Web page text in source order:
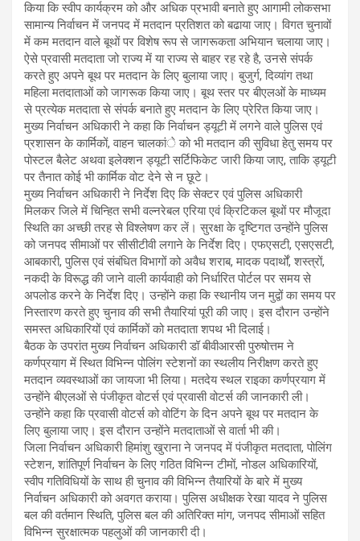
किया कि स्वीप कार्यक्रम को और अधिक प्रभावी बनाते हुए आगामी लोकसभा
सामान्य निर्वाचन में जनपद में मतदान प्रतिशत को बढाया जाए। विगत चुनावों
में कम मतदान वाले बूथों पर विशेष रूप से जागरूकता अभियान चलाया जाए।
ऐसे प्रवासी मतदाता जो राज्य में या राज्य से बाहर रह रहे है, उनसे संपर्क
करते हुए अपने बूथ पर मतदान के लिए बुलाया जाए। बुजुर्ग, दिव्यांग तथा
महिला मतदाताओं को जागरूक किया जाए। बूथ स्तर पर बीएलओं के माध्यम
से प्रत्येक मतदाता से संपर्क बनाते हुए मतदान के लिए प्रेरित किया जाए।
मुख्य निर्वाचन अधिकारी ने कहा कि निर्वाचन ड्यूटी में लगने वाले पुलिस एवं
प्रशासन के कार्मिकों, वाहन चालकांे को भी मतदान की सुविधा हेतु समय पर
पोस्टल बैलेट अथवा इलेक्शन ड्यूटी सर्टिफिकेट जारी किया जाए, ताकि ड्यूटी
पर तैनात कोई भी कार्मिक वोट देने से न छूटे।
मुख्य निर्वाचन अधिकारी ने निर्देश दिए कि सेक्टर एवं पुलिस अधिकारी
मिलकर जिले में चिन्हित सभी वल्नरेबल एरिया एवं क्रिटिकल बूथों पर मौजूदा
स्थिति का अच्छी तरह से विश्लेषण कर लें। सुरक्षा के दृष्टिगत उन्होंने पुलिस
को जनपद सीमाओं पर सीसीटीवी लगाने के निर्देश दिए। एफएसटी, एसएसटी,
आबकारी, पुलिस एवं संबंधित विभागों को अवैध शराब, मादक पदार्थों, शस्त्रों,
नकदी के विरूद्ध की जाने वाली कार्यवाही को निर्धारित पोर्टल पर समय से
अपलोड करने के निर्देश दिए। उन्होंने कहा कि स्थानीय जन मुद्वों का समय पर
निस्तारण करते हुए चुनाव की सभी तैयारियां पूरी की जाए। इस दौरान उन्होंने
समस्त अधिकारियों एवं कार्मिकों को मतदाता शपथ भी दिलाई।
बैठक के उपरांत मुख्य निर्वाचन अधिकारी डॉ बीवीआरसी पुरुषोत्तम ने
कर्णप्रयाग में स्थित विभिन्न पोलिंग स्टेशनों का स्थलीय निरीक्षण करते हुए
मतदान व्यवस्थाओं का जायजा भी लिया। मतदेय स्थल राइका कर्णप्रयाग में
उन्होंने बीएलओं से पंजीकृत वोटर्स एवं प्रवासी वोटर्स की जानकारी ली।
उन्होंने कहा कि प्रवासी वोटर्स को वोटिंग के दिन अपने बूथ पर मतदान के
लिए बुलाया जाए। इस दौरान उन्होंने मतदाताओं से वार्ता भी की।
जिला निर्वाचन अधिकारी हिमांशु खुराना ने जनपद में पंजीकृत मतदाता, पोलिंग
स्टेशन, शांतिपूर्ण निर्वाचन के लिए गठित विभिन्न टीमों, नोडल अधिकारियों,
स्वीप गतिविधियों के साथ ही चुनाव की विभिन्न तैयारियों के बारे में मुख्य
निर्वाचन अधिकारी को अवगत कराया। पुलिस अधीक्षक रेखा यादव ने पुलिस
बल की वर्तमान स्थिति, पुलिस बल की अतिरिक्त मांग, जनपद सीमाओं सहित
विभिन्न सुरक्षात्मक पहलुओं की जानकारी दी।